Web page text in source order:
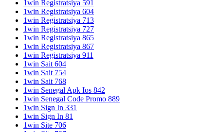
1win Registratsiya 591
1win Registratsiya 604
1win Registratsiya 713
1win Registratsiya 727
1win Registratsiya 865
1win Registratsiya 867
1win Registratsiya 911
1win Sait 604
1win Sait 754
1win Sait 768
1win Senegal Apk Ios 842
1win Senegal Code Promo 889
1win Sign In 331
1win Sign In 81
1win Site 706